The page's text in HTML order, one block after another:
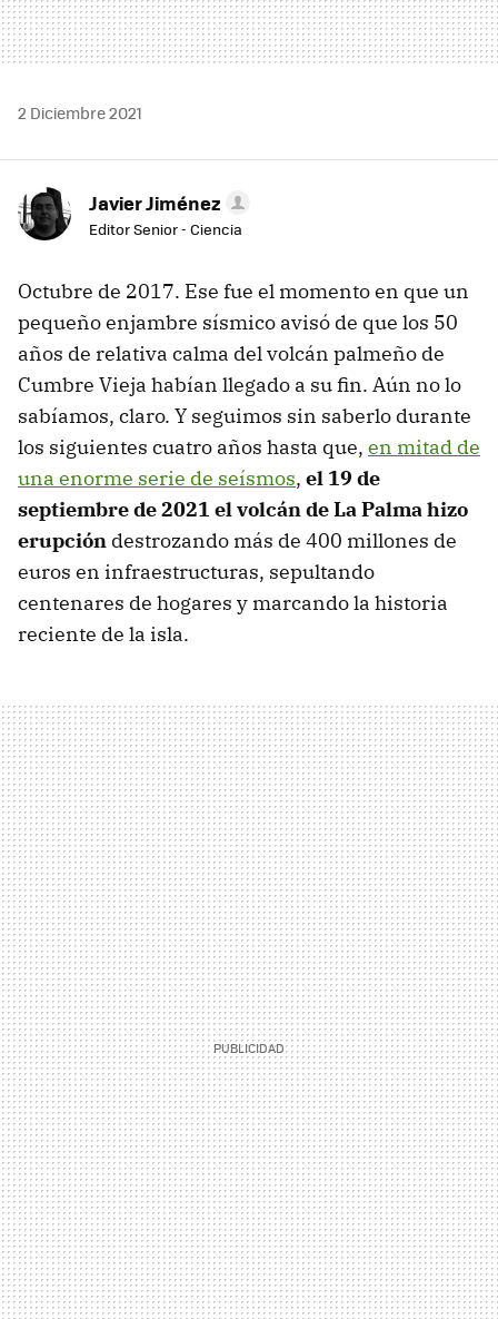
2 Diciembre 2021
Javier Jiménez
Editor Senior - Ciencia
Octubre de 2017. Ese fue el momento en que un
pequeño enjambre sísmico avisó de que los 50
años de relativa calma del volcán palmeño de
Cumbre Vieja habían llegado a su fin. Aún no lo
sabíamos, claro. Y seguimos sin saberlo durante
los siguientes cuatro años hasta que, en mitad de
una enorme serie de seísmos, el 19 de
septiembre de 2021 el volcán de La Palma hizo
erupción destrozando más de 400 millones de
euros en infraestructuras, sepultando
centenares de hogares y marcando la historia
reciente de la isla.